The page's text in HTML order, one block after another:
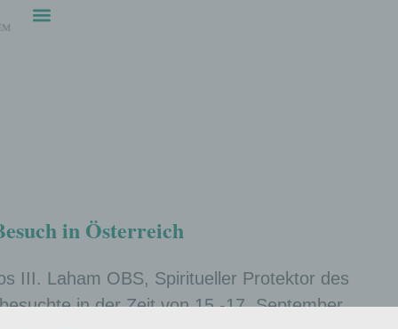
in Österreich
III. Laham OBS, Spiritueller Protektor des
in der Zeit von 15.-17. September